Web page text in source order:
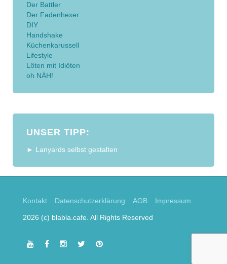
Der Battler
Der Fadenhexer
DIY
Handshake
Küchenkarussell
Lifestyle
Löten mit Idiöten
oh NÄH!
UNSER TIPP:
► Lanyards selbst gestalten
2026 (c) blabla.cafe. All Rights Reserved
Kontakt Datenschutzerklärung AGB Impressum